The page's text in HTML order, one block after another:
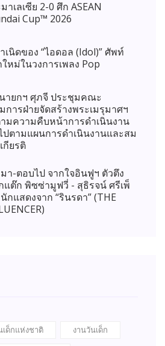
าเลเซีย 2-0 ศึก ASEAN
Cup™ 2026
เนิดของ “ไอดอล (Idol)” ศัพท์
ใหม่ในวงการเพลง Pop
ายกฯ ศุภจี ประชุมคณะ
การฝ่ายจัดสร้างพระเมรุมาศฯ
มความคืบหน้าการดำเนินงาน
ปตามแผนการดำเนินงานและสม
กียรติ
า-ตอบไป จากใจอินฟูฯ ตัวตึง
แต๊ก พิซซ่ามูฟวี่ - สุธิรจน์ ศรีเพ็
กแสดงจาก “รินรดา” (THE
เด็กแห่งชาติ งานวันเด็ก